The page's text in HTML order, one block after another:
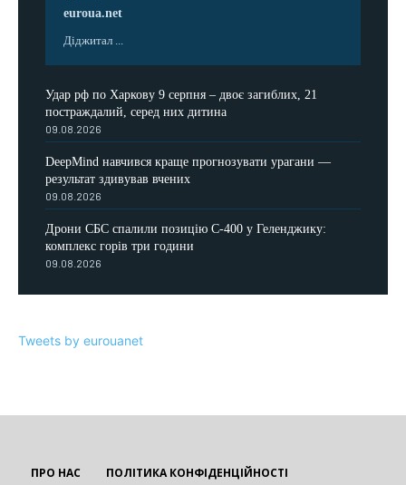
euroua.net
Діджитал ...
Удар рф по Харкову 9 серпня – двоє загиблих, 21
постраждалий, серед них дитина
09.08.2026
DeepMind навчився краще прогнозувати урагани —
результат здивував вчених
09.08.2026
Дрони СБС спалили позицію С-400 у Геленджику:
комплекс горів три години
09.08.2026
Tweets by eurouanet
ПРО НАС ПОЛІТИКА КОНФІДЕНЦІЙНОСТІ